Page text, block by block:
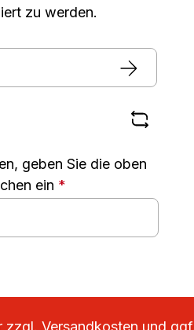
zu werden.
geben Sie die oben
ein *
zzgl. Versandkosten und ggf.